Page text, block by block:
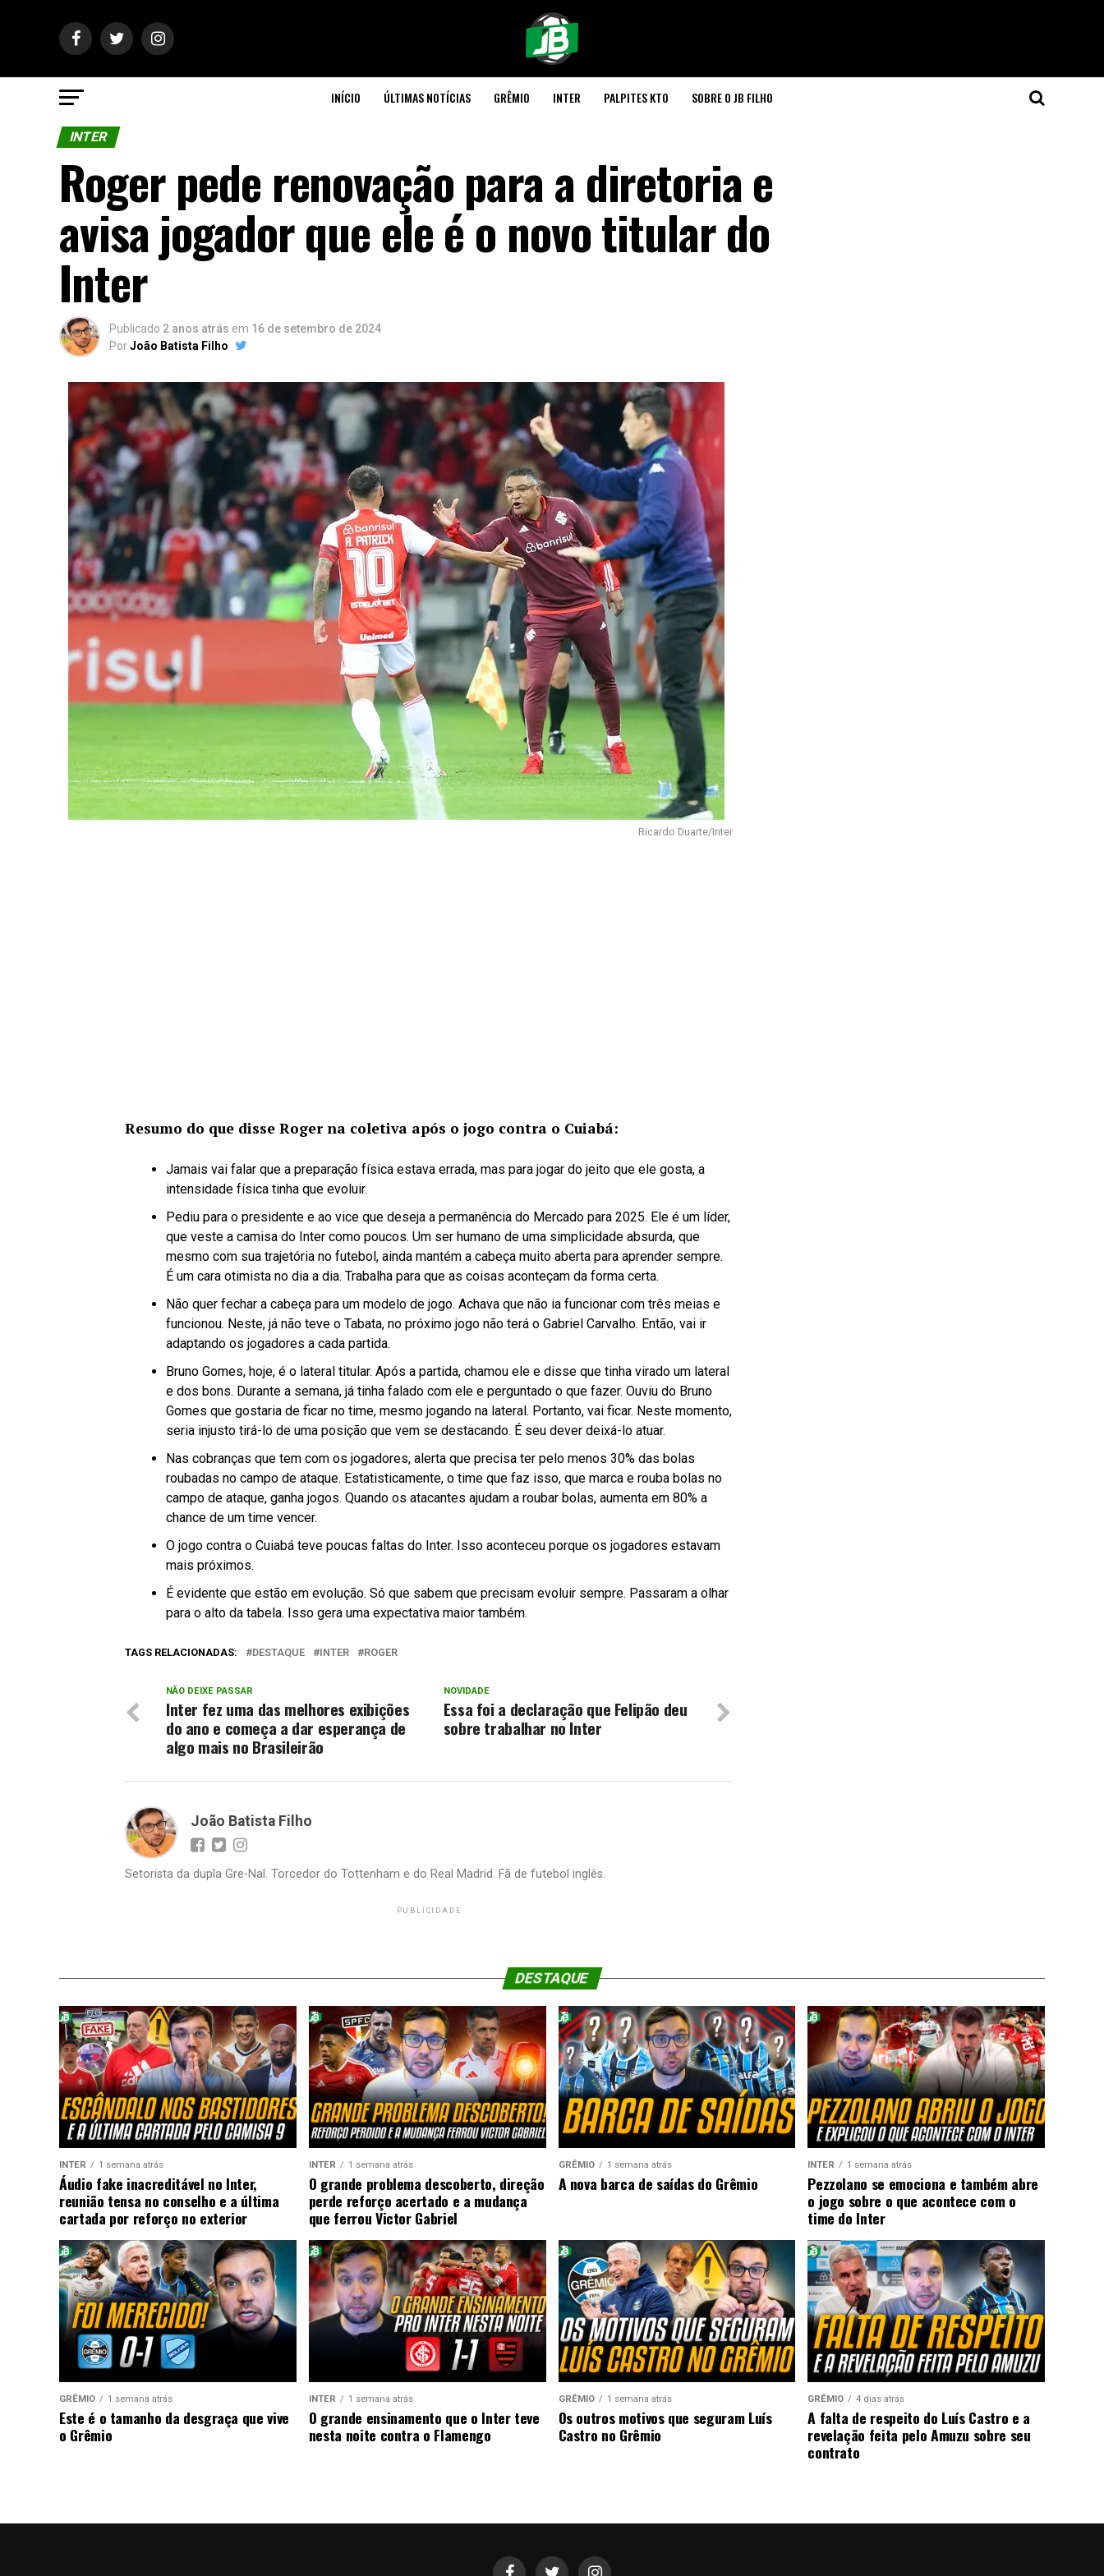
INÍCIO ÚLTIMAS NOTÍCIAS GRÊMIO INTER PALPITES KTO SOBRE O JB FILHO
INTER
Roger pede renovação para a diretoria e
avisa jogador que ele é o novo titular do
Inter
Publicado 2 anos atrás em 16 de setembro de 2024
PorJoão Batista Filho
Ricardo Duarte/Inter
Resumo do que disse Roger na coletiva após o jogo contra o Cuiabá:
Jamais vai falar que a preparação física estava errada, mas para jogar do jeito que ele gosta, a
intensidade física tinha que evoluir.
Pediu para o presidente e ao vice que deseja a permanência do Mercado para 2025. Ele é um líder,
que veste a camisa do Inter como poucos. Um ser humano de uma simplicidade absurda, que
mesmo com sua trajetória no futebol, ainda mantém a cabeça muito aberta para aprender sempre.
É um cara otimista no dia a dia. Trabalha para que as coisas aconteçam da forma certa.
Não quer fechar a cabeça para um modelo de jogo. Achava que não ia funcionar com três meias e
funcionou. Neste, já não teve o Tabata, no próximo jogo não terá o Gabriel Carvalho. Então, vai ir
adaptando os jogadores a cada partida.
Bruno Gomes, hoje, é o lateral titular. Após a partida, chamou ele e disse que tinha virado um lateral
e dos bons. Durante a semana, já tinha falado com ele e perguntado o que fazer. Ouviu do Bruno
Gomes que gostaria de ficar no time, mesmo jogando na lateral. Portanto, vai ficar. Neste momento,
seria injusto tirá-lo de uma posição que vem se destacando. É seu dever deixá-lo atuar.
Nas cobranças que tem com os jogadores, alerta que precisa ter pelo menos 30% das bolas
roubadas no campo de ataque. Estatisticamente, o time que faz isso, que marca e rouba bolas no
campo de ataque, ganha jogos. Quando os atacantes ajudam a roubar bolas, aumenta em 80% a
chance de um time vencer.
O jogo contra o Cuiabá teve poucas faltas do Inter. Isso aconteceu porque os jogadores estavam
mais próximos.
É evidente que estão em evolução. Só que sabem que precisam evoluir sempre. Passaram a olhar
para o alto da tabela. Isso gera uma expectativa maior também.
TAGS RELACIONADAS: DESTAQUE INTER ROGER
NOVIDADE
Essa foi a declaração que Felipão deu
sobre trabalhar no Inter
NÃO DEIXE PASSAR
Inter fez uma das melhores exibições
do ano e começa a dar esperança de
algo mais no Brasileirão
João Batista Filho
Setorista da dupla Gre-Nal. Torcedor do Tottenham e do Real Madrid. Fã de futebol inglês.
PUBLICIDADE
DESTAQUE
INTER 1 semana atrás
Áudio fake inacreditável no Inter,
reunião tensa no conselho e a última
cartada por reforço no exterior
INTER 1 semana atrás
O grande problema descoberto, direção
perde reforço acertado e a mudança
que ferrou Victor Gabriel
GRÊMIO 1 semana atrás
A nova barca de saídas do Grêmio
INTER 1 semana atrás
Pezzolano se emociona e também abre
o jogo sobre o que acontece com o
time do Inter
GRÊMIO 1 semana atrás
Este é o tamanho da desgraça que vive
o Grêmio
INTER 1 semana atrás
O grande ensinamento que o Inter teve
nesta noite contra o Flamengo
GRÊMIO 1 semana atrás
Os outros motivos que seguram Luís
Castro no Grêmio
GRÊMIO 4 dias atrás
A falta de respeito do Luís Castro e a
revelação feita pelo Amuzu sobre seu
contrato